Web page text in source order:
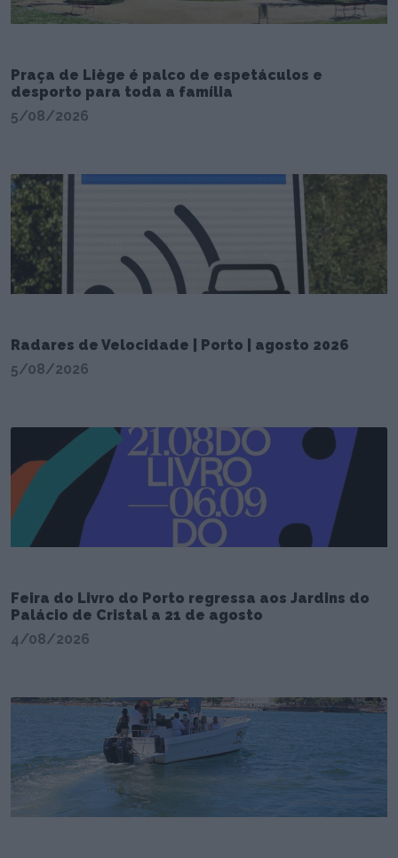
Praça de Liège é palco de espetáculos e
desporto para toda a família
5/08/2026
Radares de Velocidade | Porto | agosto 2026
5/08/2026
Feira do Livro do Porto regressa aos Jardins do
Palácio de Cristal a 21 de agosto
4/08/2026